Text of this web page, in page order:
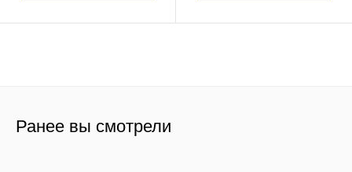
Ранее вы смотрели